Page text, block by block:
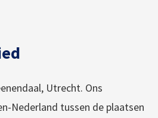
Utrecht. Ons
Nederland tussen de plaatsen